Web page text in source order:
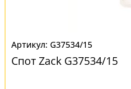
G37534/15
Спот Zack G37534/15